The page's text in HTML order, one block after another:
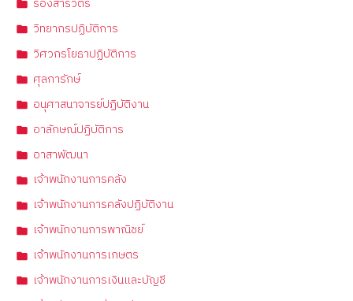
รองสารวัตร
วิทยากรปฏิบัติการ
วิศวกรโยธาปฏิบัติการ
ศุลการักษ์
อนุศาสนาจารย์ปฏิบัติงาน
อาลักษณ์ปฏิบัติการ
อาสาพัฒนา
เจ้าพนักงานการคลัง
เจ้าพนักงานการคลังปฏิบัติงาน
เจ้าพนักงานการพาณิชย์
เจ้าพนักงานการเกษตร
เจ้าพนักงานการเงินและบัญชี